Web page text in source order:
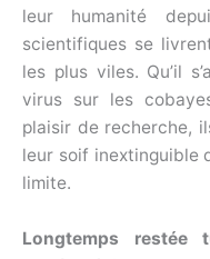
leur humanité
scientifiques se
les plus viles. Qu’il
virus sur les
plaisir de recherche,
leur soif inextinguible
limite.
Longtemps restée